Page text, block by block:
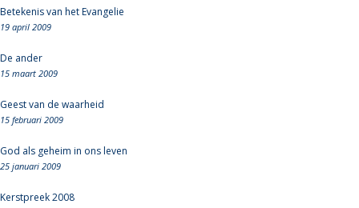
Betekenis van het Evangelie
19 april 2009
De ander
15 maart 2009
Geest van de waarheid
15 februari 2009
God als geheim in ons leven
25 januari 2009
Kerstpreek 2008